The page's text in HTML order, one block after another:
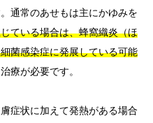
通常のあせもは主にかゆみを
ている場合は、蜂窩織炎（ほ
菌感染症に発展している可能
療が必要です。
症状に加えて発熱がある場合